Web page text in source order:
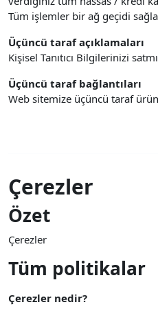
Tüm işlemler bir ağ geçidi
Üçüncü taraf açıklamaları
Kişisel Tanıtıcı Bilgilerinizi
Üçüncü taraf bağlantıları
Web sitemize üçüncü taraf
Çerezler
Özet
Çerezler
Tüm politikalar
Çerezler nedir?